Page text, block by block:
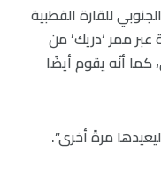
للقارة القطبية
عبر ممر ‘دريك’ من
كما أنّه يقوم أيضًا
مرةً أخرى”.